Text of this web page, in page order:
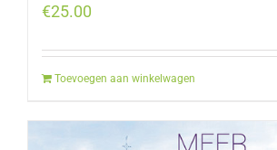
€25.00
Toevoegen aan winkelwagen